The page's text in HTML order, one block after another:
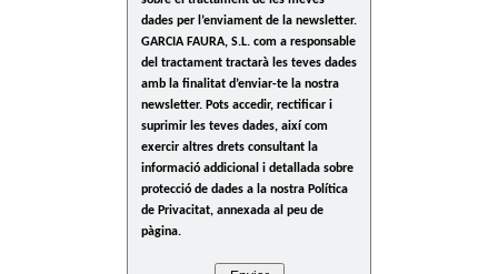
dades per l’enviament de la newsletter.
GARCIA FAURA, S.L. com a responsable
del tractament tractarà les teves dades
amb la finalitat d’enviar-te la nostra
newsletter. Pots accedir, rectificar i
suprimir les teves dades, així com
exercir altres drets consultant la
informació addicional i detallada sobre
protecció de dades a la nostra Política
de Privacitat, annexada al peu de
pàgina.